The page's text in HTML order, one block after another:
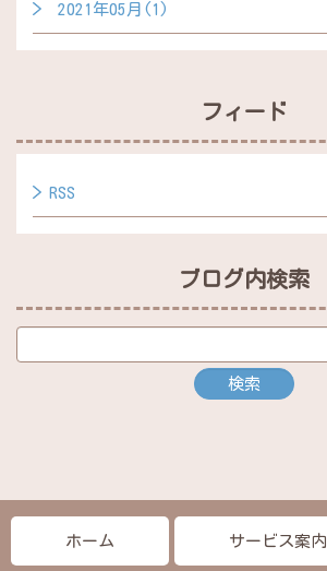
2021年05月(1)
フィード
RSS
ブログ内検索
ホーム サービス案内